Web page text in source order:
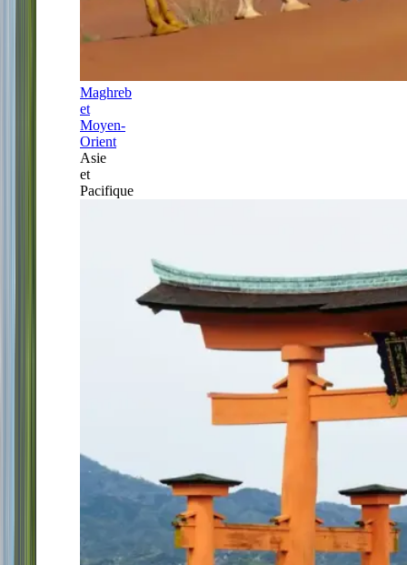
Maghreb
et
Moyen-
Orient
Asie
et
Pacifique